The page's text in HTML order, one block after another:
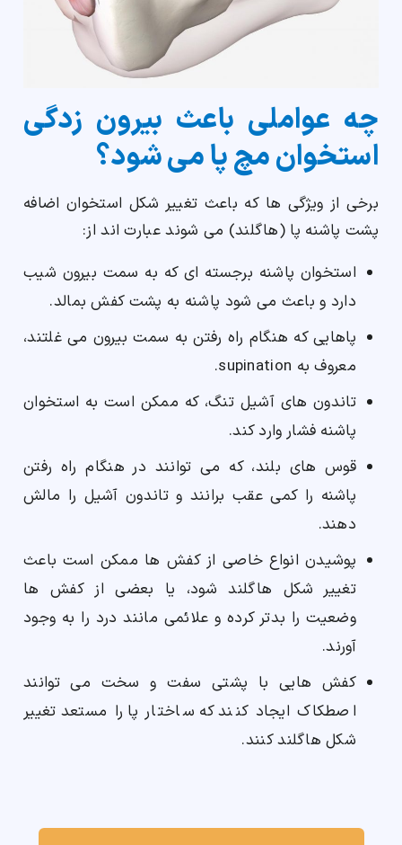
چه عواملی باعث بیرون زدگی
استخوان مچ پا می شود؟
برخی از ویژگی ها که باعث تغییر شکل استخوان اضافه
پشت پاشنه پا (هاگلند) می شوند عبارت اند از:
استخوان پاشنه برجسته ای که به سمت بیرون شیب
دارد و باعث می شود پاشنه به پشت کفش بمالد.
پاهایی که هنگام راه رفتن به سمت بیرون می غلتند،
معروف به supination.
تاندون های آشیل تنگ، که ممکن است به استخوان
پاشنه فشار وارد کند.
قوس های بلند، که می توانند در هنگام راه رفتن
پاشنه را کمی عقب برانند و تاندون آشیل را مالش
دهند.
پوشیدن انواع خاصی از کفش ها ممکن است باعث
تغییر شکل هاگلند شود، یا بعضی از کفش ها
وضعیت را بدتر کرده و علائمی مانند درد را به وجود
آورند.
کفش هایی با پشتی سفت و سخت می توانند
اصطکاک ایجاد کنند که ساختار پا را مستعد تغییر
شکل هاگلند کنند.